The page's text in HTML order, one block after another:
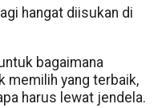
hangat diisukan di
bagaimana
memilih yang terbaik,
harus lewat jendela.